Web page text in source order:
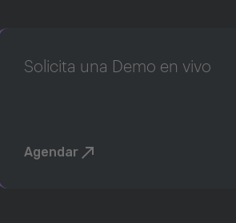
Solicita una Demo en vivo
Agendar